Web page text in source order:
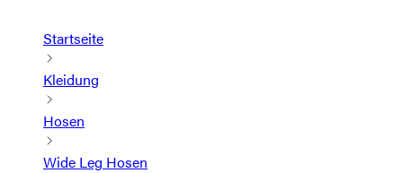
Startseite
Kleidung
Hosen
Wide Leg Hosen